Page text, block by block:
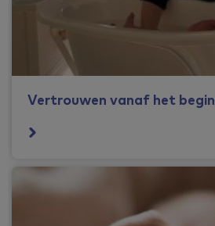
Vertrouwen vanaf het begin